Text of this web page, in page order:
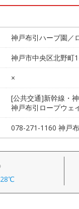
神戸布引ハーブ園／
神戸市中央区北野町
×
[公共交通]新幹線・
神戸布引ロープウェ
078-271-1160 神戸
28℃